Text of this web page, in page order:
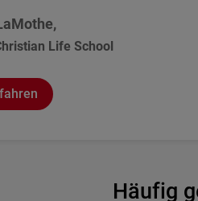
Life School
Häufig